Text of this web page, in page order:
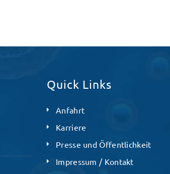
Quick Links
Anfahrt
Karriere
Presse und Öffentlichkeit
Impressum / Kontakt